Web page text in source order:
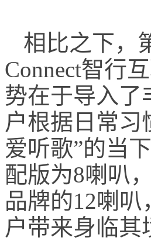
相比之下，
Connect智行
势在于导入了
户根据日常习
爱听歌”的当
配版为8喇叭
品牌的12喇
户带来身临其